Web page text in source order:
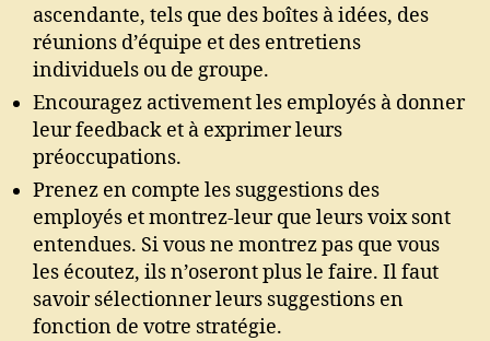
ascendante, tels que des boîtes à idées, des
réunions d’équipe et des entretiens
individuels ou de groupe.
Encouragez activement les employés à donner
leur feedback et à exprimer leurs
préoccupations.
Prenez en compte les suggestions des
employés et montrez-leur que leurs voix sont
entendues. Si vous ne montrez pas que vous
les écoutez, ils n’oseront plus le faire. Il faut
savoir sélectionner leurs suggestions en
fonction de votre stratégie.